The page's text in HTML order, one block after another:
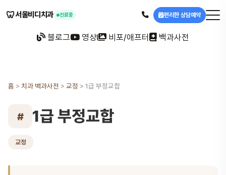
🦷서울비디치과 진료중 편리한 상담예약
블로그 영상 비포/애프터 백과사전
홈 > 치과 백과사전 > 교정 > 1급 부정교합
# 1급 부정교합
교정